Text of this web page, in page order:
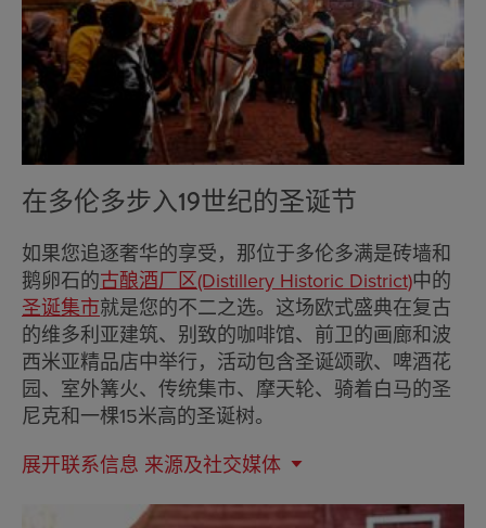
在多伦多步入19世纪的圣诞节
如果您追逐奢华的享受，那位于多伦多满是砖墙和
鹅卵石的古酿酒厂区(Distillery Historic District)中的
圣诞集市就是您的不二之选。这场欧式盛典在复古
的维多利亚建筑、别致的咖啡馆、前卫的画廊和波
西米亚精品店中举行，活动包含圣诞颂歌、啤酒花
园、室外篝火、传统集市、摩天轮、骑着白马的圣
尼克和一棵15米高的圣诞树。
展开联系信息 来源及社交媒体